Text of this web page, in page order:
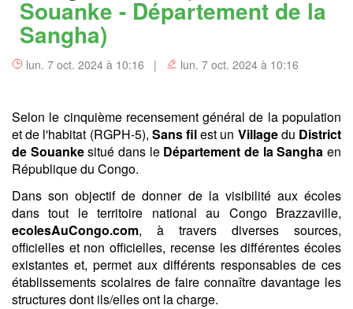
Souanke - Département de la
Sangha)
lun. 7 oct. 2024 à 10:16 | lun. 7 oct. 2024 à 10:16
Selon le cinquième recensement général de la population
et de l'habitat (RGPH-5), Sans filest un Villagedu District
de Souankesitué dans le Département de la Sangha en
République du Congo.
Dans son objectif de donner de la visibilité aux écoles
dans tout le territoire national au Congo Brazzaville,
ecolesAuCongo.com, à travers diverses sources,
officielles et non officielles, recense les différentes écoles
existantes et, permet aux différents responsables de ces
établissements scolaires de faire connaître davantage les
structures dont ils/elles ont la charge.